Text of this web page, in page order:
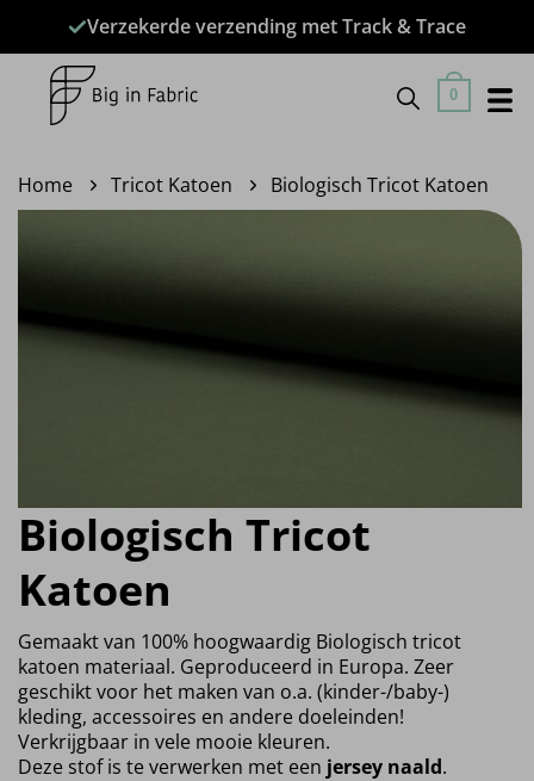
inhoud
Verzekerde verzending met Track & Trace
0
Home Tricot Katoen Biologisch Tricot Katoen
Biologisch Tricot
Katoen
Gemaakt van 100% hoogwaardig Biologisch tricot
katoen materiaal. Geproduceerd in Europa. Zeer
geschikt voor het maken van o.a. (kinder-/baby-)
kleding, accessoires en andere doeleinden!
Verkrijgbaar in vele mooie kleuren.
Deze stof is te verwerken met een jersey naald.